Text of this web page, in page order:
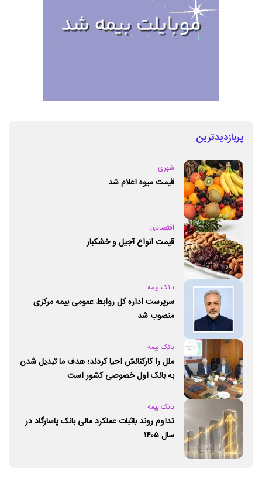
پربازدیدترین
شهری
قیمت میوه اعلام شد
اقتصادی
قیمت انواع آجیل و خشکبار
بانک بیمه
سرپرست اداره کل روابط عمومی بیمه مرکزی
منصوب شد
بانک بیمه
ملل را کارکنانش احیا کردند؛ هدف ما تبدیل شدن
به بانک اول خصوصی کشور است
بانک بیمه
تداوم روند باثبات عملکرد مالی بانک پاسارگاد در
سال ۱۴۰۵